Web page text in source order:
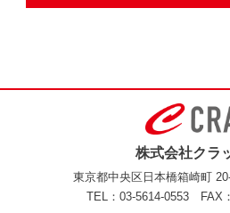
株式会社クラ
東京都中央区日本橋箱崎町
TEL：03-5614-0553
FAX